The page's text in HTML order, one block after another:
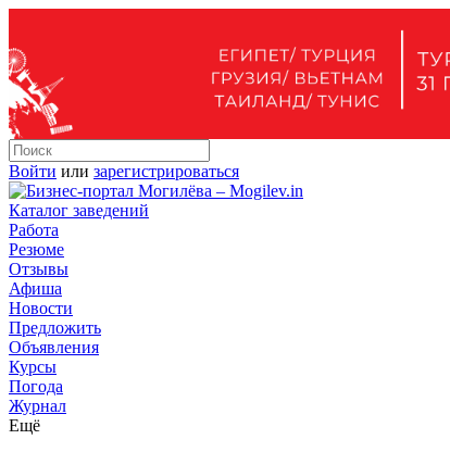
Войти или зарегистрироваться
Каталог заведений
Работа
Резюме
Отзывы
Афиша
Новости
Предложить
Объявления
Курсы
Погода
Журнал
Ещё